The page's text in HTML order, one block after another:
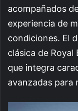
acompañados
experiencia de
condiciones. El
clásica de
que integra
avanzadas